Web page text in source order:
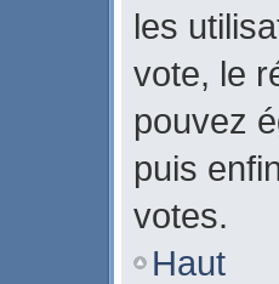
les
vote, le
pouvez
puis
votes.
Haut